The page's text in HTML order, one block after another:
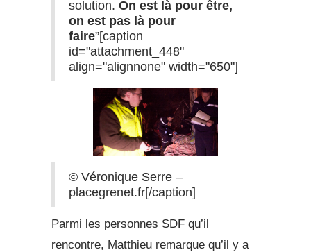
solution. On est là pour être,
on est pas là pour
faire”[caption
id="attachment_448"
align="alignnone" width="650"]
© Véronique Serre –
placegrenet.fr[/caption]
Parmi les personnes SDF qu’il
rencontre, Matthieu remarque qu’il y a